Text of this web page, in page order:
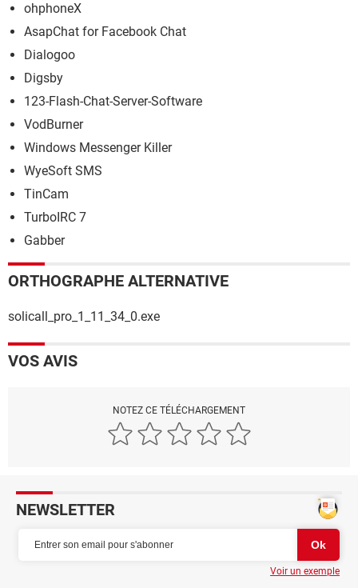
ohphoneX
AsapChat for Facebook Chat
Dialogoo
Digsby
123-Flash-Chat-Server-Software
VodBurner
Windows Messenger Killer
WyeSoft SMS
TinCam
TurboIRC 7
Gabber
ORTHOGRAPHE ALTERNATIVE
solicall_pro_1_11_34_0.exe
VOS AVIS
NOTEZ CE TÉLÉCHARGEMENT
NEWSLETTER
Voir un exemple